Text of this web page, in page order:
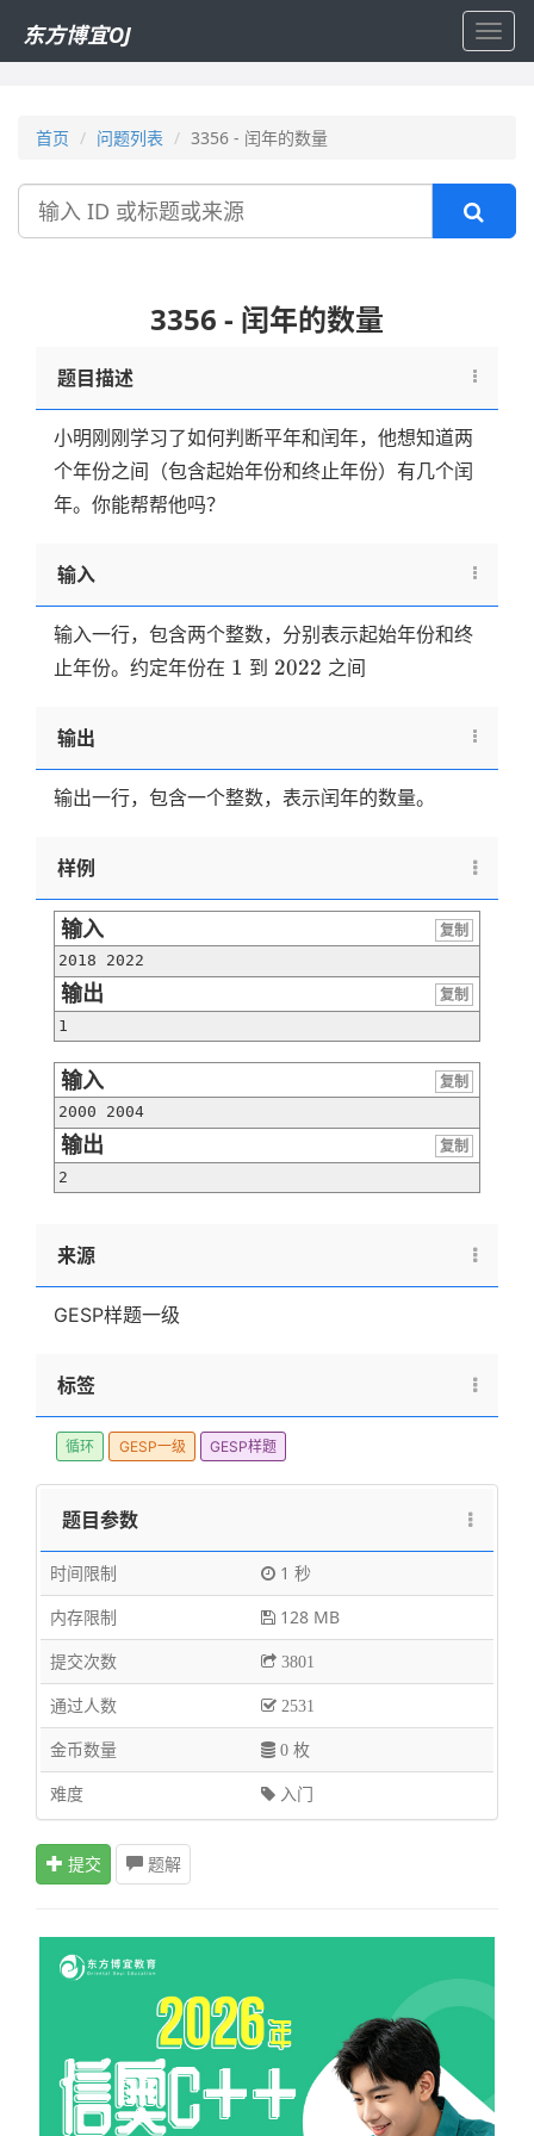
东方博宜OJ
首页 问题列表 3356 - 闰年的数量
搜
3356 - 闰年的数量
题目描述
小明刚刚学习了如何判断平年和闰年，他想知道两
个年份之间（包含起始年份和终止年份）有几个闰
年。你能帮帮他吗？
输入
输入一行，包含两个整数，分别表示起始年份和终
止年份。约定年份在 1
1 到 2022
2022 之间
输出
输出一行，包含一个整数，表示闰年的数量。
样例
输入
复制
2018 2022
输出
复制
1
输入
复制
2000 2004
输出
复制
2
来源
GESP样题一级
标签
循环 GESP一级 GESP样题
题目参数
时间限制
1 秒
内存限制
128 MB
提交次数
3801
通过人数 2531
金币数量 0 枚
难度 入门
提交 题解